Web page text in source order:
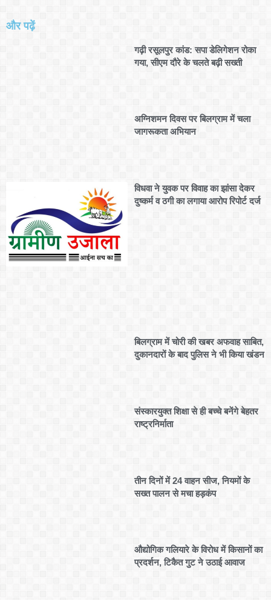
और पढ़ें
गढ़ी रसूलपुर कांड: सपा डेलिगेशन रोका
गया, सीएम दौरे के चलते बढ़ी सख्ती
अग्निशमन दिवस पर बिलग्राम में चला
जागरूकता अभियान
विधवा ने युवक पर विवाह का झांसा देकर
दुष्कर्म व ठगी का लगाया आरोप रिपोर्ट दर्ज
बिलग्राम में चोरी की खबर अफवाह साबित,
दुकानदारों के बाद पुलिस ने भी किया खंडन
संस्कारयुक्त शिक्षा से ही बच्चे बनेंगे बेहतर
राष्ट्रनिर्माता
तीन दिनों में 24 वाहन सीज, नियमों के
सख्त पालन से मचा हड़कंप
औद्योगिक गलियारे के विरोध में किसानों का
प्रदर्शन, टिकैत गुट ने उठाई आवाज